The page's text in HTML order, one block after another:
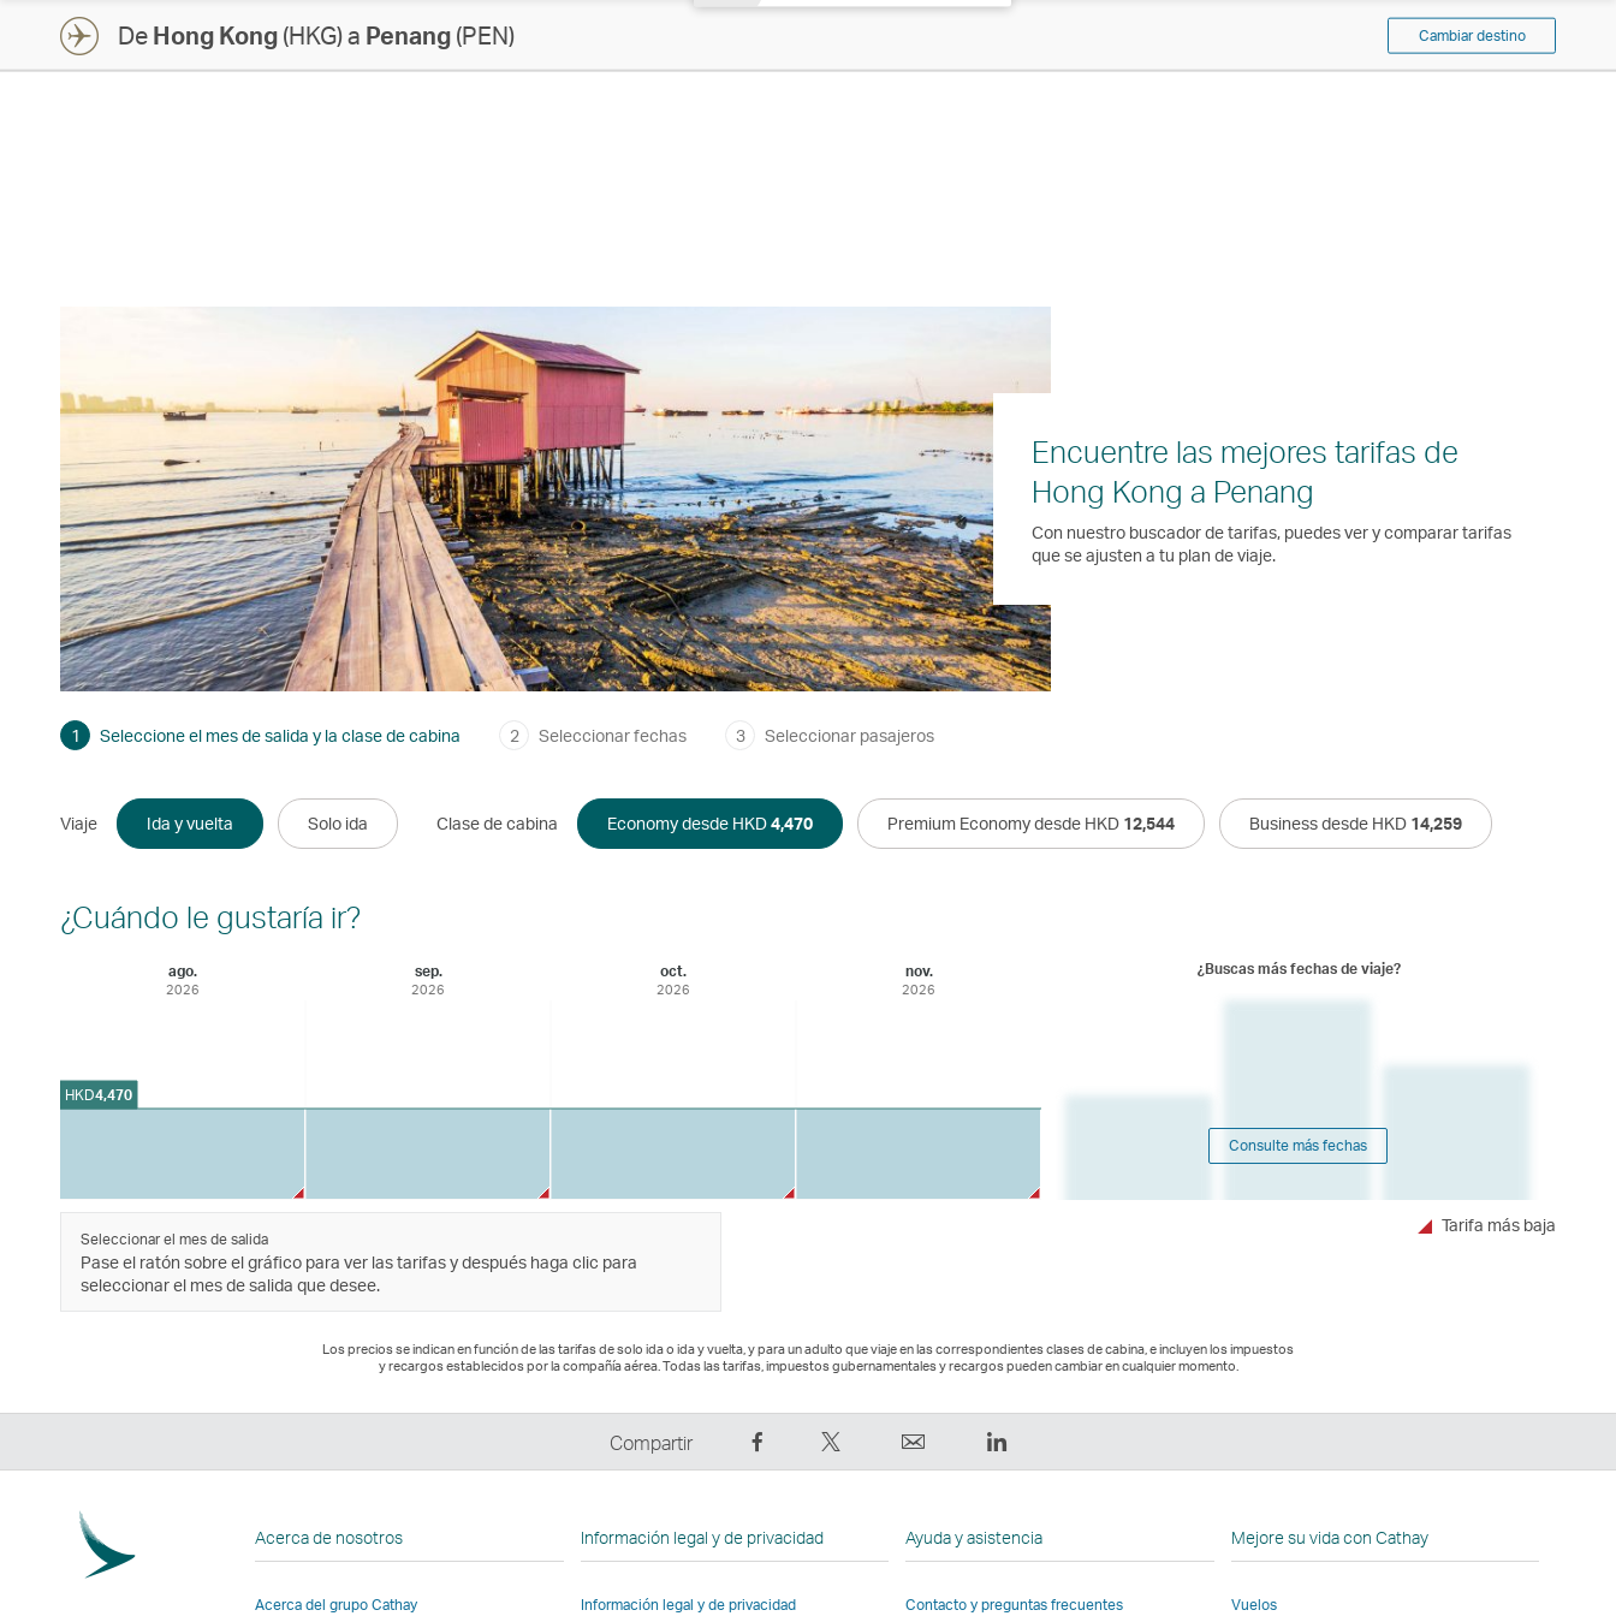
DeHong Kong(HKG) a Penang(PEN) Cambiar destino
Encuentre las mejores tarifas de
Hong Kong a Penang
Con nuestro buscador de tarifas, puedes ver y comparar tarifas
que se ajusten a tu plan de viaje.
1 Seleccione el mes de salida y la clase de cabina 2 Seleccionar fechas 3 Seleccionar pasajeros
Viaje Ida y vuelta Solo ida Clase de cabina Economy desde HKD4,470 Premium Economy desde HKD 12,544 Business desde HKD 14,259
¿Cuándo le gustaría ir?
ago.
2026
sep.
2026
oct.
2026
nov.
2026
HKD4,470
¿Buscas más fechas de viaje?
Consulte más fechas
Seleccionar el mes de salida
Pase el ratón sobre el gráfico para ver las tarifas y después haga clic para
seleccionar el mes de salida que desee.
Tarifa más baja
Los precios se indican en función de las tarifas de solo ida o ida y vuelta, y para un adulto que viaje en las correspondientes clases de cabina, e incluyen los impuestos
y recargos establecidos por la compañía aérea. Todas las tarifas, impuestos gubernamentales y recargos pueden cambiar en cualquier momento.
Compartir
Compartir
en
enlace
Tuitear:
El
abre
Correo
electrónico
enlace
se
LinkedIn
El
abre
Acerca de nosotros
Acerca del grupo Cathay
Información legal y de privacidad
Información legal y de privacidad
Ayuda y asistencia
Contacto y preguntas frecuentes
Mejore su vida con Cathay
Vuelos